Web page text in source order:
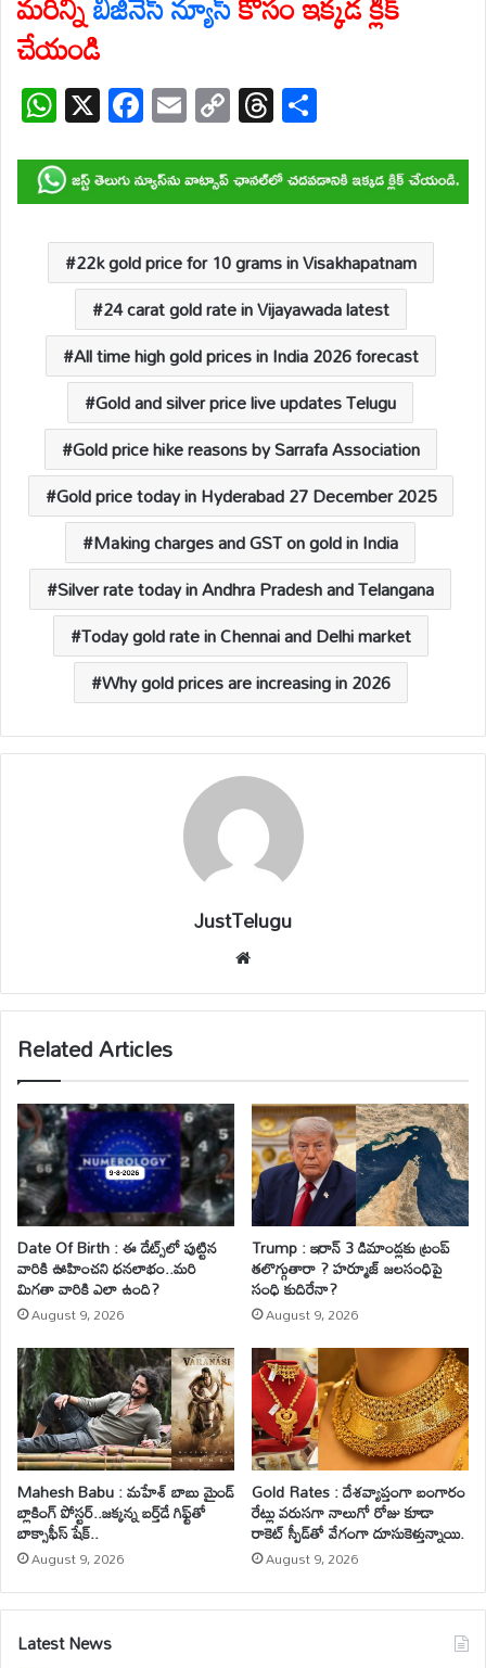
చేయండి
W
h
at
s
A
p
p
X F
ac
e
b
o
o
k
E
m
ail
C
o
p
y
Li
n
k
T
hr
e
a
d
s
ar
e
22k gold price for 10 grams in Visakhapatnam
24 carat gold rate in Vijayawada latest
All time high gold prices in India 2026 forecast
Gold and silver price live updates Telugu
Gold price hike reasons by Sarrafa Association
Gold price today in Hyderabad 27 December 2025
Making charges and GST on gold in India
Silver rate today in Andhra Pradesh and Telangana
Today gold rate in Chennai and Delhi market
Why gold prices are increasing in 2026
JustTelugu
bsi
te
Related Articles
Date Of Birth : ఈ డేట్స్‌లో పుట్టిన
వారికి ఊహించని ధనలాభం..మరి
మిగతా వారికి ఎలా ఉంది?
August 9, 2026
Trump : ఇరాన్ 3 డిమాండ్లకు ట్రంప్
తలొగ్గుతారా ? హర్మూజ్ జలసంధిపై
సంధి కుదిరేనా?
August 9, 2026
Mahesh Babu : మహేశ్‌ బాబు మైండ్
బ్లాకింగ్ పోస్టర్..జక్కన్న బర్త్‌డే గిఫ్ట్‌తో
బాక్సాఫీస్ షేక్..
August 9, 2026
Gold Rates : దేశవ్యాప్తంగా బంగారం
రేట్లు వరుసగా నాలుగో రోజు కూడా
రాకెట్ స్పీడ్‌తో వేగంగా దూసుకెళ్తున్నాయి.
August 9, 2026
Latest News